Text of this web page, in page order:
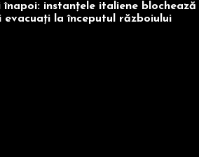
instanțele italiene blochează
evacuați la începutul războiului